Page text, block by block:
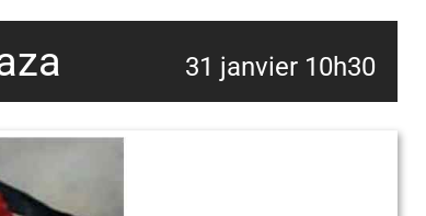
31 janvier 10h30